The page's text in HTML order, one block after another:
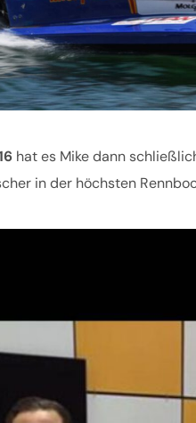
hat es Mike dann
in der höchsten